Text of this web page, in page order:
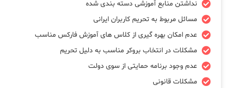
نداشتن منابع آموزشی دسته بندی شده
مسائل مربوط به تحریم کاربران ایرانی
عدم امکان بهره گیری از کلاس های آموزش فارکس مناسب
مشکلات در انتخاب بروکر مناسب به دلیل تحریم
عدم وجود برنامه حمایتی از سوی دولت
مشکلات قانونی